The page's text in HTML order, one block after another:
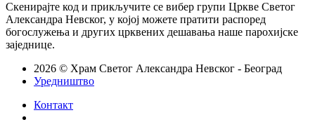
Скенирајте код и прикључите се вибер групи Цркве Светог
Александра Невског, у којој можете пратити распоред
богослужења и других црквених дешавања наше парохијске
заједнице.
2026 © Храм Светог Александра Невског - Београд
Уредништво
Контакт